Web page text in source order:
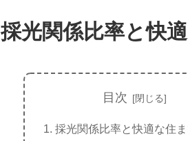
採光関係比率と快
目次
採光関係比率と快適な住